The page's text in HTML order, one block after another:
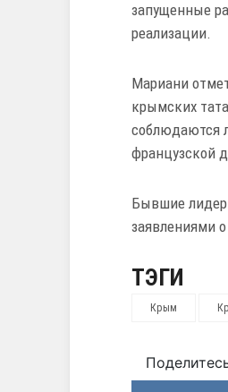
запущенные
реализации.
Мариани
крымских
соблюдаются
французской
Бывшие
заявлениями
ТЭГИ
Крым